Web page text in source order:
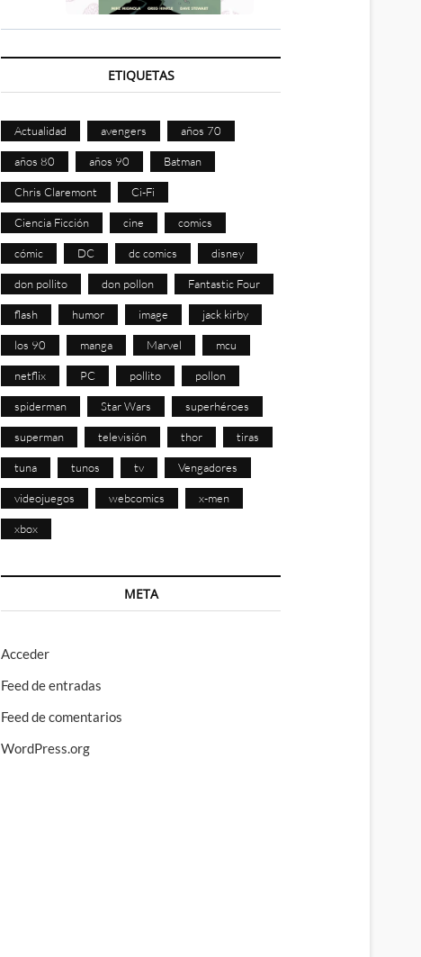
ETIQUETAS
Actualidad avengers años 70
años 80 años 90 Batman
Chris Claremont Ci-Fi
Ciencia Ficción cine comics
cómic DC dc comics disney
don pollito don pollon Fantastic Four
flash humor image jack kirby
los 90 manga Marvel mcu
netflix PC pollito pollon
spiderman Star Wars superhéroes
superman televisión thor tiras
tuna tunos tv Vengadores
videojuegos webcomics x-men
xbox
META
Acceder
Feed de entradas
Feed de comentarios
WordPress.org